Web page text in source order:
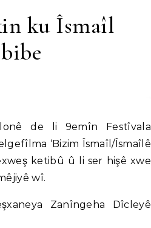
ku Îsmaîl
‘Bizim Îsmaîl/Îsmaîlê
ketibû û li ser hişê xwe
wî.
Zanîngeha Dîcleyê